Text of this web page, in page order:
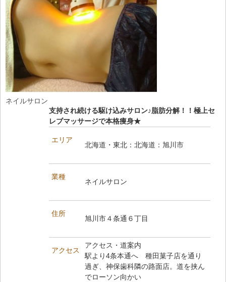
ネイルサロン
支持され続ける駆け込みサロン♪脂肪分解！！極上セ
レブマッサージで本格痩身★
エリア
北海道・東北：北海道：旭川市
業種
ネイルサロン
住所
旭川市４条通６丁目
アクセス
アクセス・道案内
駅より4条本通へ 種田菓子店を通り
過ぎ、神保歯科隣の路面店。道を挟ん
でローソン向かい